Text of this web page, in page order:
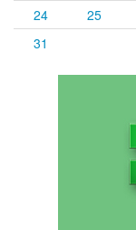
24
25
31